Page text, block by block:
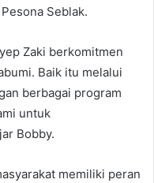
Seblak.
Zaki berkomitmen
Baik itu melalui
berbagai program
untuk
Bobby.
memiliki peran